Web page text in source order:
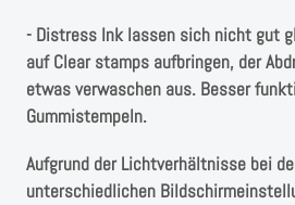
- Distress Ink lassen sich nicht gut
auf Clear stamps aufbringen, der
etwas verwaschen aus. Besser
Gummistempeln.
Aufgrund der Lichtverhältnisse bei
unterschiedlichen